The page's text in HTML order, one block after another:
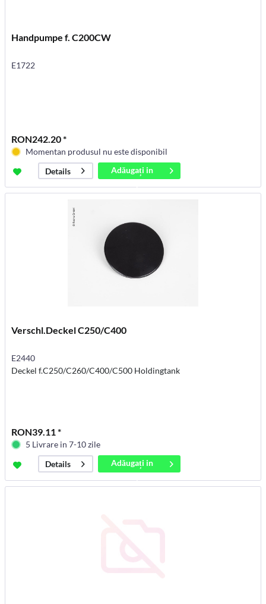
Handpumpe f. C200CW
E1722
RON242.20 *
Momentan produsul nu este disponibil
Details
Adăugați in
coș
Verschl.Deckel C250/C400
E2440
Deckel f.C250/C260/C400/C500 Holdingtank
RON39.11 *
5 Livrare in 7-10 zile
Details
Adăugați in
coș